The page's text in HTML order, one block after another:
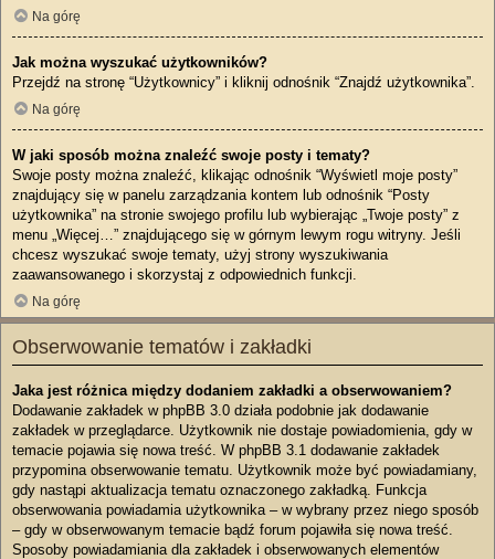
Na górę
Jak można wyszukać użytkowników?
Przejdź na stronę “Użytkownicy” i kliknij odnośnik “Znajdź użytkownika”.
Na górę
W jaki sposób można znaleźć swoje posty i tematy?
Swoje posty można znaleźć, klikając odnośnik “Wyświetl moje posty”
znajdujący się w panelu zarządzania kontem lub odnośnik “Posty
użytkownika” na stronie swojego profilu lub wybierając „Twoje posty” z
menu „Więcej…” znajdującego się w górnym lewym rogu witryny. Jeśli
chcesz wyszukać swoje tematy, użyj strony wyszukiwania
zaawansowanego i skorzystaj z odpowiednich funkcji.
Na górę
Obserwowanie tematów i zakładki
Jaka jest różnica między dodaniem zakładki a obserwowaniem?
Dodawanie zakładek w phpBB 3.0 działa podobnie jak dodawanie
zakładek w przeglądarce. Użytkownik nie dostaje powiadomienia, gdy w
temacie pojawia się nowa treść. W phpBB 3.1 dodawanie zakładek
przypomina obserwowanie tematu. Użytkownik może być powiadamiany,
gdy nastąpi aktualizacja tematu oznaczonego zakładką. Funkcja
obserwowania powiadamia użytkownika – w wybrany przez niego sposób
– gdy w obserwowanym temacie bądź forum pojawiła się nowa treść.
Sposoby powiadamiania dla zakładek i obserwowanych elementów